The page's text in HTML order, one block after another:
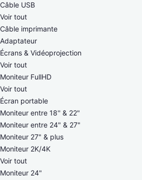
Câble USB
Voir tout
Câble imprimante
Adaptateur
Écrans & Vidéoprojection
Voir tout
Moniteur FullHD
Voir tout
Écran portable
Moniteur entre 18'' & 22"
Moniteur entre 24" & 27"
Moniteur 27" & plus
Moniteur 2K/4K
Voir tout
Moniteur 24"